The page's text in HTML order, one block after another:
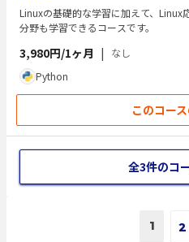
Linuxの基礎的な学習に加えて、Linux
分野も学習できるコースです。
3,980円/1ヶ月 |
なし
Python
このコー
全3件のコ
1 2